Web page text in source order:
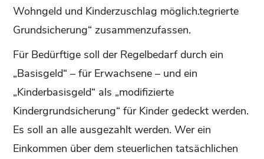
Wohngeld und Kinderzuschlag möglich.tegrierte
Grundsicherung“ zusammenzufassen.
Für Bedürftige soll der Regelbedarf durch ein
„Basisgeld“ – für Erwachsene – und ein
„Kinderbasisgeld“ als „modifizierte
Kindergrundsicherung“ für Kinder gedeckt werden.
Es soll an alle ausgezahlt werden. Wer ein
Einkommen über dem steuerlichen tatsächlichen